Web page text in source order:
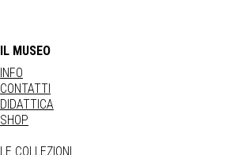
IL MUSEO
INFO
CONTATTI
DIDATTICA
SHOP
LE COLLEZIONI